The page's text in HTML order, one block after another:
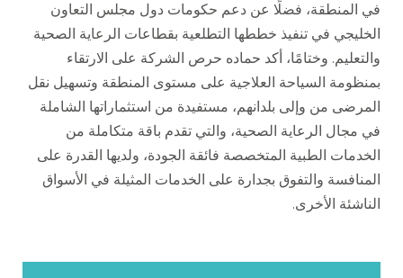
في المنطقة، فضلًا عن دعم حكومات دول مجلس التعاون
الخليجي في تنفيذ خططها التطلعية بقطاعات الرعاية الصحية
والتعليم. وختامًا، أكد حماده حرص الشركة على الارتقاء
بمنظومة السياحة العلاجية على مستوى المنطقة وتسهيل نقل
المرضى من وإلى بلدانهم، مستفيدة من استثماراتها الشاملة
في مجال الرعاية الصحية، والتي تقدم باقة متكاملة من
الخدمات الطبية المتخصصة فائقة الجودة، ولديها القدرة على
المنافسة والتفوق بجدارة على الخدمات المثيلة في الأسواق
الناشئة الأخرى.